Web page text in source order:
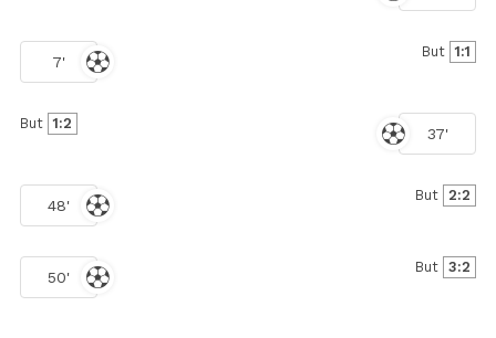
7'
But 1:1
37'
But 1:2
48'
But 2:2
50'
But 3:2